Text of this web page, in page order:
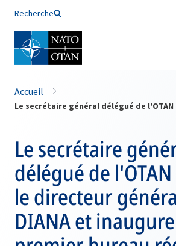
Recherche
Nom de famille*
Accueil
Le secrétaire
délégué de
le directeur
DIANA et